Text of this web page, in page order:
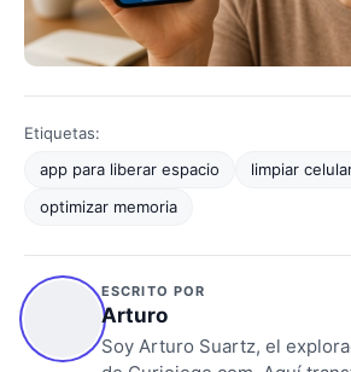
Etiquetas:
app para liberar espacio
limpiar
optimizar memoria
ESCRITO POR
Arturo
Soy Arturo Suartz, el